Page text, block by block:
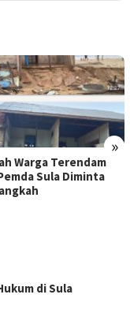
»
Warga Terendam
Sula Diminta
di Sula